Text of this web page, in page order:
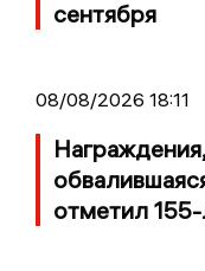
сентября
08/08/2026 18:11
отметил